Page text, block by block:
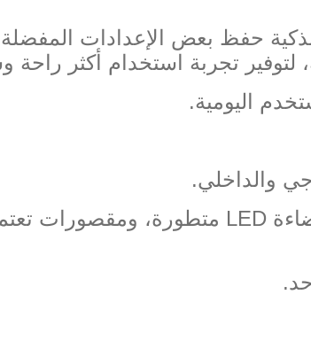
حفظ بعض الإعدادات
لتوفير تجربة استخدام أكثر راحة
اليومية.
والداخلي.
LED متطورة، ومقصورات
.